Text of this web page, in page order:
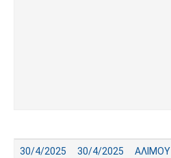
30/4/2025
30/4/2025
ΑΛΙΜΟΥ